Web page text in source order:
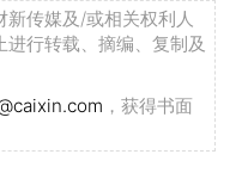
传媒及/或相关权利人
行转载、摘编、复制及
，获得书面